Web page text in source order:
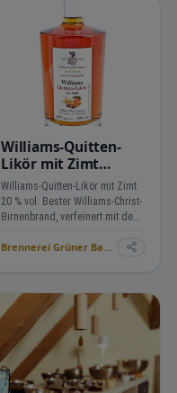
Williams-Quitten-
Likör mit Zimt
20%vol.
Williams-Quitten-Likör mit Zimt
20 % vol. Bester Williams-Christ-
Birnenbrand, verfeinert mit dem
abgerundet mit Zimt. Pure
Hintergrund. …
Brennerei Grüner Baum ›